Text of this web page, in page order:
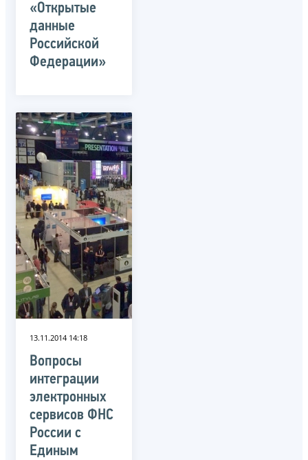
«Открытые
данные
Российской
Федерации»
13.11.2014 14:18
Вопросы
интеграции
электронных
сервисов ФНС
России с
Единым